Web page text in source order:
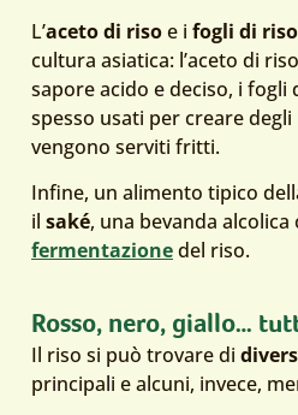
L’aceto di risoe i fogli di riso
cultura asiatica: l’aceto di
sapore acido e deciso, i fogli
spesso usati per creare
vengono serviti fritti.
Infine, un alimento tipico
il saké, una bevanda
fermentazionedel riso.
Rosso, nero, giallo…
Il riso si può trovare di
principali e alcuni, invece,